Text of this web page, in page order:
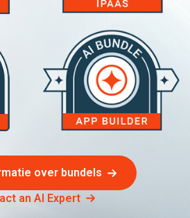
over bundels
an AI Expert